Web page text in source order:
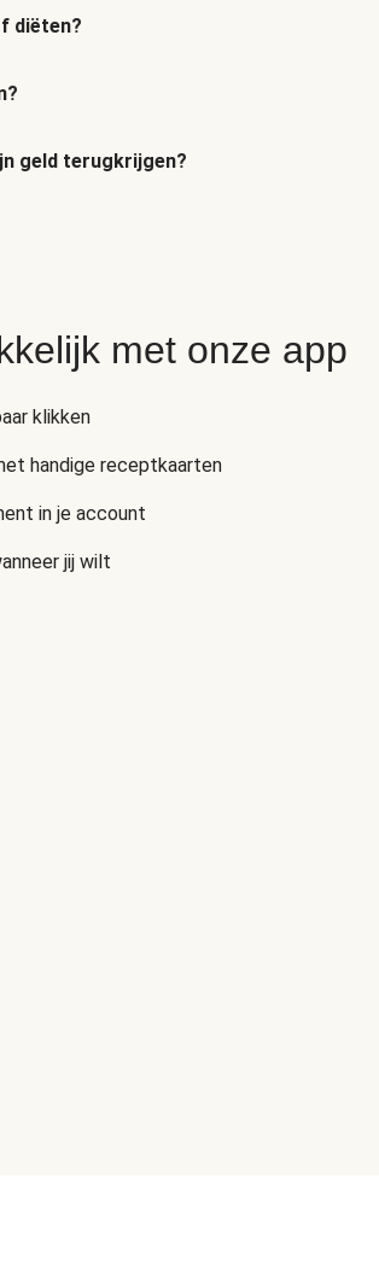
diëten?
geld terugkrijgen?
met onze app
klikken
handige receptkaarten
in je account
jij wilt